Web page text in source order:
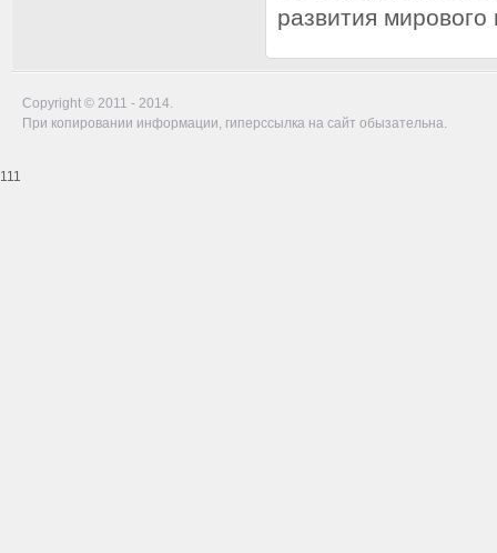
развития
Copyright © 2011 - 2014.
При копировании информации, гиперссылка на сайт обызательна.
111